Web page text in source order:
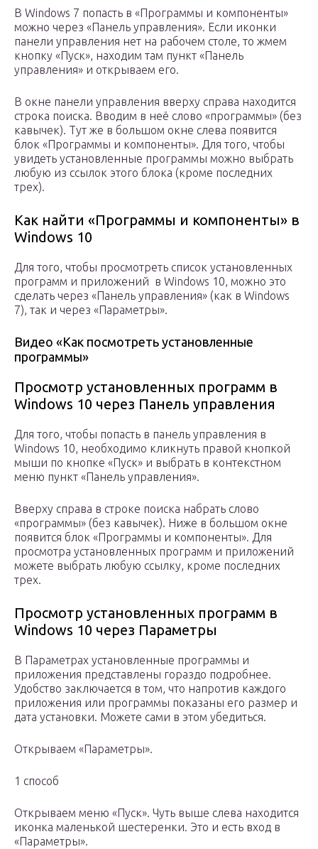
В Windows 7 попасть в «Программы и компоненты»
можно через «Панель управления». Если иконки
панели управления нет на рабочем столе, то жмем
кнопку «Пуск», находим там пункт «Панель
управления» и открываем его.
В окне панели управления вверху справа находится
строка поиска. Вводим в неё слово «программы» (без
кавычек). Тут же в большом окне слева появится
блок «Программы и компоненты». Для того, чтобы
увидеть установленные программы можно выбрать
любую из ссылок этого блока (кроме последних
трех).
Как найти «Программы и компоненты» в
Windows 10
Для того, чтобы просмотреть список установленных
программ и приложений в Windows 10, можно это
сделать через «Панель управления» (как в Windows
7), так и через «Параметры».
Видео «Как посмотреть установленные
программы»
Просмотр установленных программ в
Windows 10 через Панель управления
Для того, чтобы попасть в панель управления в
Windows 10, необходимо кликнуть правой кнопкой
мыши по кнопке «Пуск» и выбрать в контекстном
меню пункт «Панель управления».
Вверху справа в строке поиска набрать слово
«программы» (без кавычек). Ниже в большом окне
появится блок «Программы и компоненты». Для
просмотра установленных программ и приложений
можете выбрать любую ссылку, кроме последних
трех.
Просмотр установленных программ в
Windows 10 через Параметры
В Параметрах установленные программы и
приложения представлены гораздо подробнее.
Удобство заключается в том, что напротив каждого
приложения или программы показаны его размер и
дата установки. Можете сами в этом убедиться.
Открываем «Параметры».
1 способ
Открываем меню «Пуск». Чуть выше слева находится
иконка маленькой шестеренки. Это и есть вход в
«Параметры».